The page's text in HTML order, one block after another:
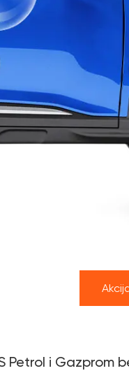
Petrol i Gazprom